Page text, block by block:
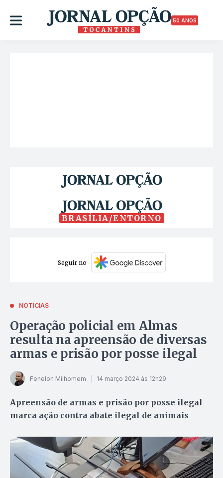
50 ANOS
BRASÍLIA/ENTORNO
Seguir no
NOTÍCIAS
Operação policial em Almas
resulta na apreensão de diversas
armas e prisão por posse ilegal
Fenelon Milhomem 14 março 2024 às 12h29
Apreensão de armas e prisão por posse ilegal
marca ação contra abate ilegal de animais